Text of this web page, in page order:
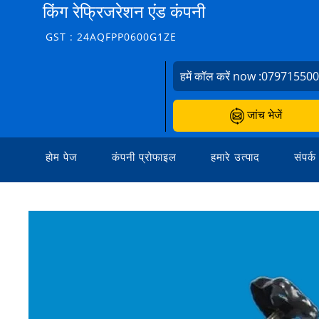
किंग रेफ्रिजरेशन एंड कंपनी
GST : 24AQFPP0600G1ZE
हमें कॉल करें now :
जांच भेजें
होम पेज कंपनी प्रोफाइल हमारे उत्पाद